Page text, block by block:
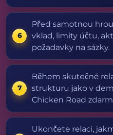
Před samotnou
vklad, limity účtu,
požadavky na sázky.
Během skutečné
strukturu jako v
Chicken Road
Ukončete relaci,